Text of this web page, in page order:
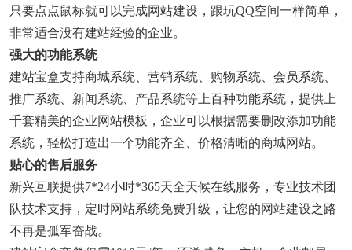
只要点点鼠标就可以完成网站建设，跟玩QQ空间一样简单，
非常适合没有建站经验的企业。
强大的功能系统
建站宝盒支持商城系统、营销系统、购物系统、会员系统、
推广系统、新闻系统、产品系统等上百种功能系统，提供上
千套精美的企业网站模板，企业可以根据需要删改添加功能
系统，轻松打造出一个功能齐全、价格清晰的商城网站。
贴心的售后服务
新兴互联提供7*24小时*365天全天候在线服务，专业技术团
队技术支持，定时网站系统免费升级，让您的网站建设之路
不再是孤军奋战。